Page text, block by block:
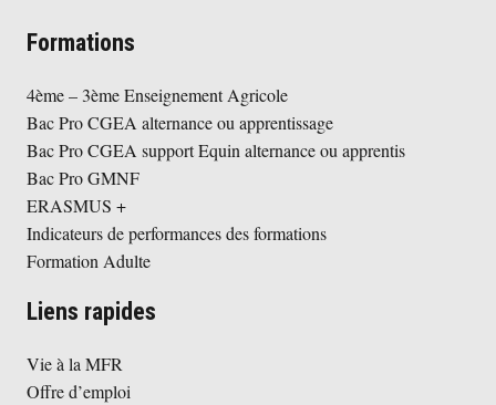
Formations
4ème – 3ème Enseignement Agricole
Bac Pro CGEA alternance ou apprentissage
Bac Pro CGEA support Equin alternance ou apprentis
Bac Pro GMNF
ERASMUS +
Indicateurs de performances des formations
Formation Adulte
Liens rapides
Vie à la MFR
Offre d’emploi